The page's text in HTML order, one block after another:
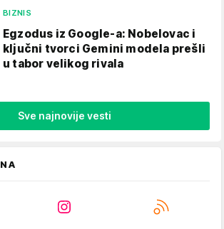
BIZNIS
Egzodus iz Google-a: Nobelovac i
ključni tvorci Gemini modela prešli
u tabor velikog rivala
Sve najnovije vesti